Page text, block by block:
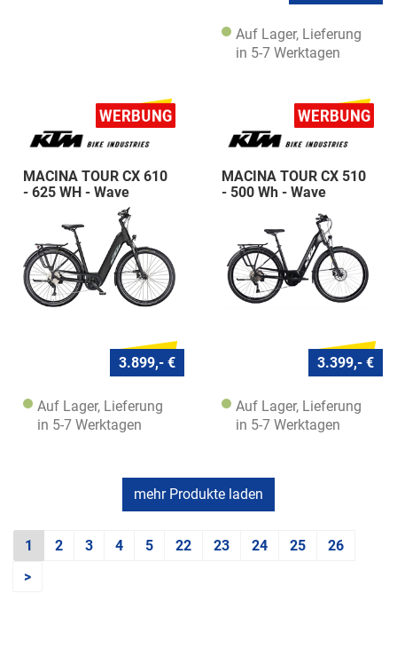
Auf Lager, Lieferung
in 5-7 Werktagen
MACINA TOUR CX 610
- 625 WH - Wave
3.899,- €
Auf Lager, Lieferung
in 5-7 Werktagen
MACINA TOUR CX 510
- 500 Wh - Wave
3.399,- €
Auf Lager, Lieferung
in 5-7 Werktagen
mehr Produkte laden
1 2 3 4 5 22 23 24 25
26
>